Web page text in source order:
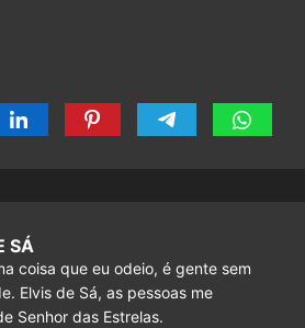
SÁ
coisa que eu odeio, é gente sem
Elvis de Sá, as pessoas me
Senhor das Estrelas.